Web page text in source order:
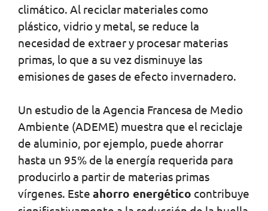
climático. Al reciclar materiales como
plástico, vidrio y metal, se reduce la
necesidad de extraer y procesar materias
primas, lo que a su vez disminuye las
emisiones de gases de efecto invernadero.
Un estudio de la Agencia Francesa de Medio
Ambiente (ADEME) muestra que el reciclaje
de aluminio, por ejemplo, puede ahorrar
hasta un 95% de la energía requerida para
producirlo a partir de materias primas
vírgenes. Este ahorro energético contribuye